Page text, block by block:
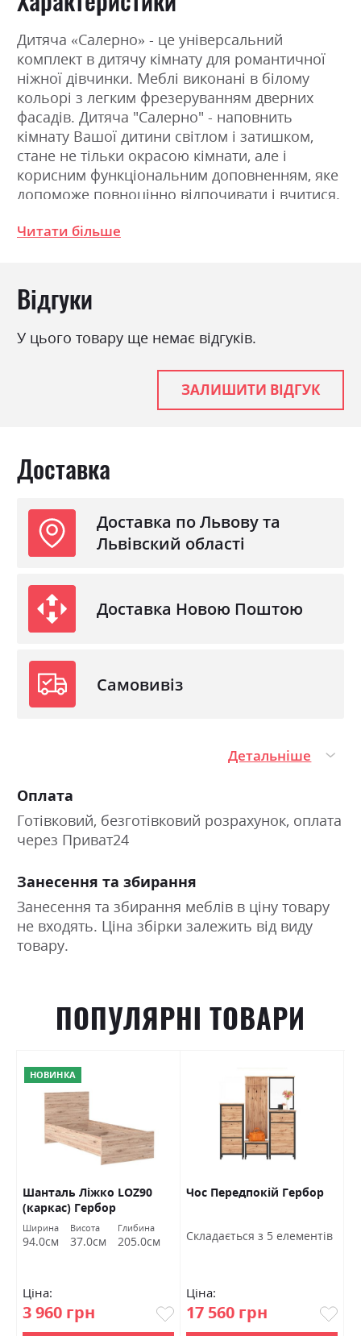
Дитяча «Салерно» - це універсальний
комплект в дитячу кімнату для романтичної
ніжної дівчинки. Меблі виконані в білому
кольорі з легким фрезеруванням дверних
фасадів. Дитяча "Салерно" - наповнить
кімнату Вашої дитини світлом і затишком,
стане не тільки окрасою кімнати, але і
корисним функціональним доповненням, яке
допоможе повноцінно відпочивати і вчитися.
італійському дизайні.
Колір (Фасад):
Колір (Корпус):
білий
класика, прованс, ретро
Читати більше
Відгуки
У цього товару ще немає відгуків.
ЗАЛИШИТИ ВІДГУК
Доставка
Доставка по Львову та
Львівский області
Доставка Новою Поштою
Самовивіз
Детальніше
Оплата
Готівковий, безготівковий розрахунок, оплата
через Приват24
Занесення та збирання
Занесення та збирання меблів в ціну товару
не входять. Ціна збірки залежить від виду
товару.
ПОПУЛЯРНІ ТОВАРИ
НОВИНКА
Шанталь Ліжко LOZ90
(каркас) Гербор
Ширина
94.0см
Висота
37.0см
Глибина
205.0см
Ціна:
3 960 грн
Чос Передпокій Гербор
Cкладається з 5 елементів
Ціна:
17 560 грн